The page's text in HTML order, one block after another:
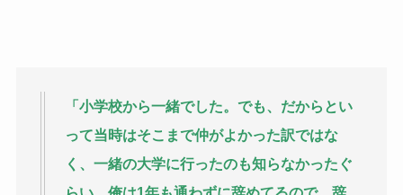
「小学校から一緒でした。でも、だからとい
って当時はそこまで仲がよかった訳ではな
く、一緒の大学に行ったのも知らなかったぐ